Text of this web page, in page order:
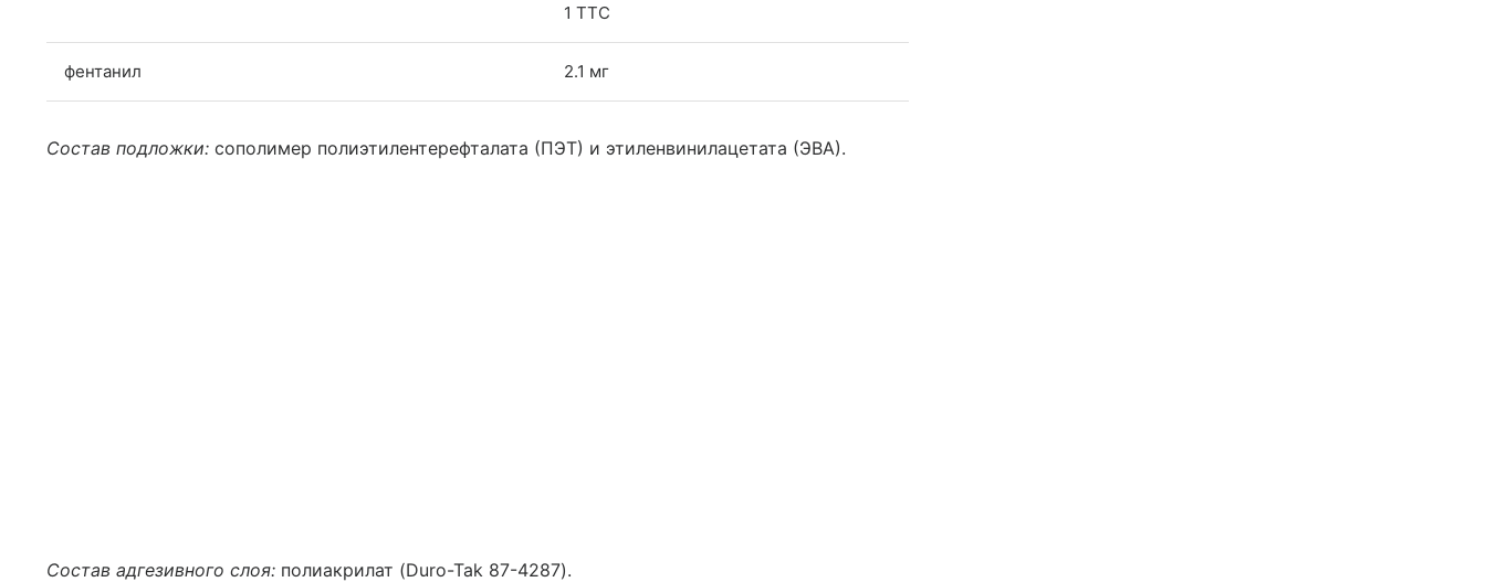
1 ТТС
фентанил 2.1 мг
Состав подложки: сополимер полиэтилентерефталата (ПЭТ) и этиленвинилацетата (ЭВА).
Состав адгезивного слоя: полиакрилат (Duro-Tak 87-4287).